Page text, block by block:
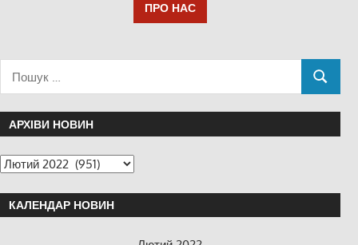
ПРО НАС
АРХІВИ НОВИН
КАЛЕНДАР НОВИН